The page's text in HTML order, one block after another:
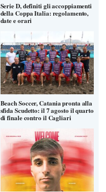
Serie D, definiti gli accoppiamenti
della Coppa Italia: regolamento,
date e orari
Beach Soccer, Catania pronta alla
sfida Scudetto: il 7 agosto il quarto
di finale contro il Cagliari